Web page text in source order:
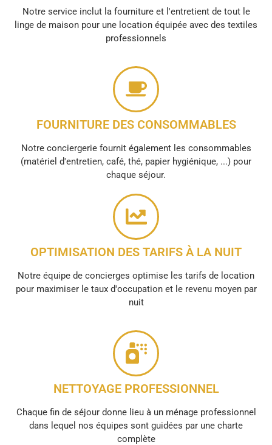
Notre service inclut la fourniture et l'entretient de tout le
linge de maison pour une location équipée avec des textiles
professionnels
FOURNITURE DES CONSOMMABLES
Notre conciergerie fournit également les consommables
(matériel d'entretien, café, thé, papier hygiénique, ...) pour
chaque séjour.
OPTIMISATION DES TARIFS À LA NUIT
Notre équipe de concierges optimise les tarifs de location
pour maximiser le taux d'occupation et le revenu moyen par
nuit
NETTOYAGE PROFESSIONNEL
Chaque fin de séjour donne lieu à un ménage professionnel
dans lequel nos équipes sont guidées par une charte
complète